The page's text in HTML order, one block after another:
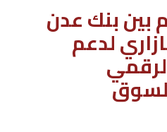
بين بنك عدن
لدعم